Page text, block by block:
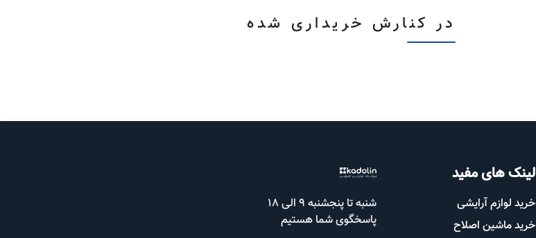
در کنارش خریداری شده
لینک های مفید
خرید لوازم آرایشی
خرید ماشین اصلاح
شنبه تا پنجشنبه 9 الی 18
پاسخگوی شما هستیم